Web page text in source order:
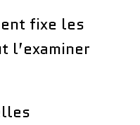
fixe les
l’examiner